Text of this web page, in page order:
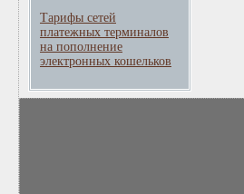
Тарифы сетей
платежных терминалов
на пополнение
электронных кошельков